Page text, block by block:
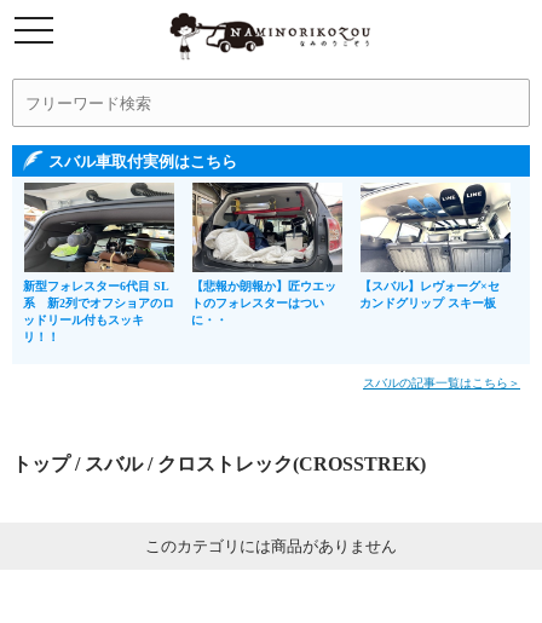
スバル車取付実例はこちら
新型フォレスター6代目 SL
系 新2列でオフショアのロ
ッドリール付もスッキ
リ！！
【悲報か朗報か】匠ウエッ
トのフォレスターはつい
に・・
【スバル】レヴォーグ×セ
カンドグリップ スキー板
スバルの記事一覧はこちら＞
トップ/ スバル/ クロストレック(CROSSTREK)
このカテゴリには商品がありません